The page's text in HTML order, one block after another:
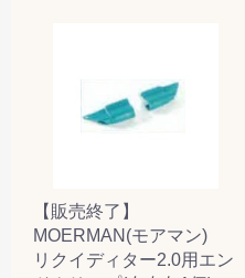
【販売終了】
MOERMAN(モアマン)
リクイディター2.0用エン